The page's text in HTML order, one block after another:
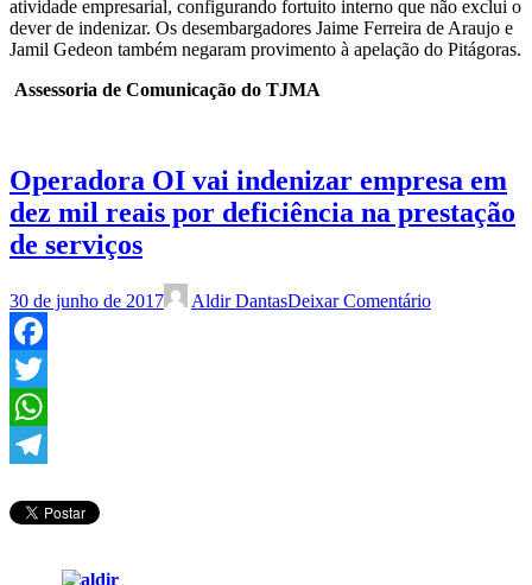
atividade empresarial, configurando fortuito interno que não exclui o
dever de indenizar. Os desembargadores Jaime Ferreira de Araujo e
Jamil Gedeon também negaram provimento à apelação do Pitágoras.
Assessoria de Comunicação do TJMA
Operadora OI vai indenizar empresa em
dez mil reais por deficiência na prestação
de serviços
30 de junho de 2017 Aldir DantasDeixar Comentário
Facebook
Twitter
WhatsApp